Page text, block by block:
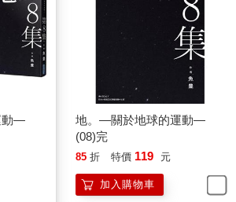
動—
地。—關於地球的運動—
(08)完
85 折 特價 119 元
加入購物車